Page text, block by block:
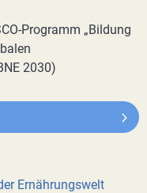
Programm „Bildung
2030)
Ernährungswelt